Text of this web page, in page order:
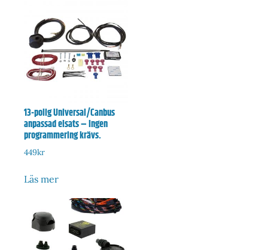
13-polig Universal/Canbus
anpassad elsats – Ingen
programmering krävs.
449kr
Läs mer